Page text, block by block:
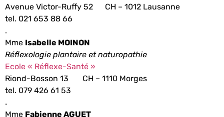
Avenue Victor-Ruffy 52 CH – 1012 Lausanne
tel. 021 653 88 66
.
Mme Isabelle MOINON
Réflexologie plantaire et naturopathie
Ecole « Réflexe-Santé »
Riond-Bosson 13 CH – 1110 Morges
tel. 079 426 61 53
.
Mme Fabienne AGUET